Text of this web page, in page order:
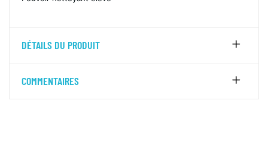
DÉTAILS DU PRODUIT
COMMENTAIRES